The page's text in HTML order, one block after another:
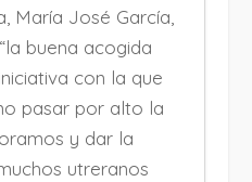
María José García,
buena acogida
con la que
pasar por alto la
y dar la
utreranos